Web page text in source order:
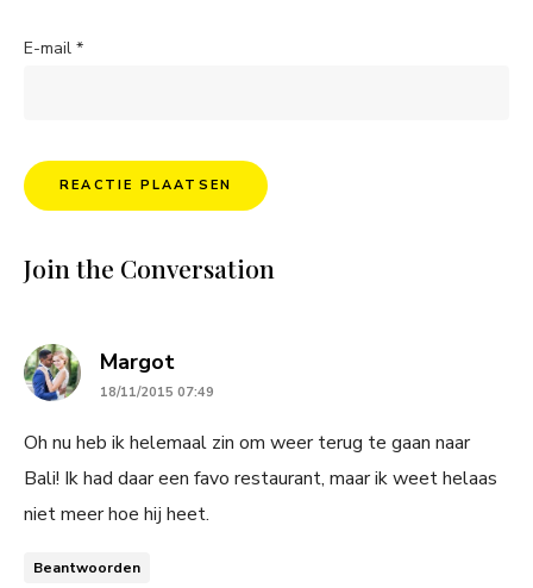
E-mail *
Join the Conversation
Margotsays:
18/11/2015 07:49
Oh nu heb ik helemaal zin om weer terug te gaan naar
Bali! Ik had daar een favo restaurant, maar ik weet helaas
niet meer hoe hij heet.
Beantwoorden